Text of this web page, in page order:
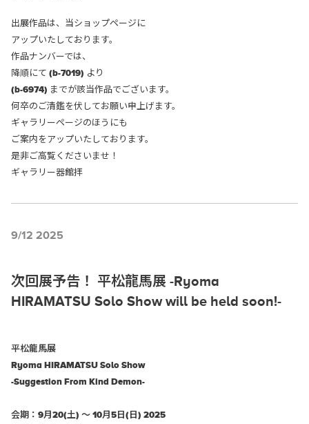
出展作品は、当ショップページに
アップいたしております。
作品ナンバーでは、
降順にて (b-7019) より
(b-6974) までが該当作品でございます。
何卒のご清鑑を伏してお願い申上げます。
ギャラリーページのほうにも
ご案内をアップいたしております。
是非ご高覧くださいませ！
ギャラリー器館拝
9/12 2025
次回展予告！ 平松龍馬展 -Ryoma
HIRAMATSU Solo Show will be held soon!-
平松龍馬展
Ryoma HIRAMATSU Solo Show
-Suggestion From Kind Demon-
会期：9月20(土) ～ 10月5日(日) 2025